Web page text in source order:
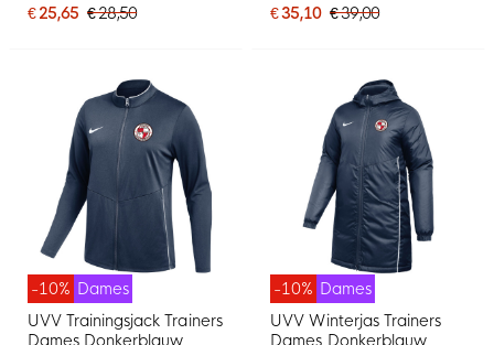
€ 25,65 € 28,50 € 35,10 € 39,00
-10% Dames
UVV Trainingsjack Trainers
Dames Donkerblauw
-10% Dames
UVV Winterjas Trainers
Dames Donkerblauw